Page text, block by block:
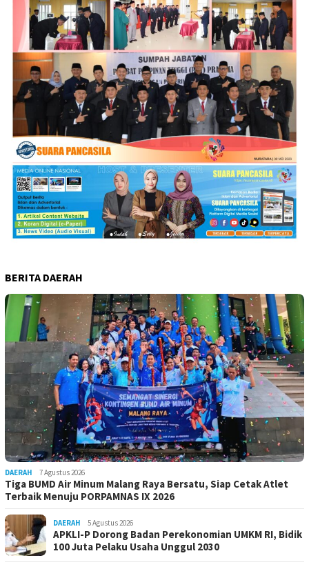
BERITA DAERAH
DAERAH 7 Agustus 2026
Tiga BUMD Air Minum Malang Raya Bersatu, Siap Cetak Atlet
Terbaik Menuju PORPAMNAS IX 2026
DAERAH 5 Agustus 2026
APKLI-P Dorong Badan Perekonomian UMKM RI, Bidik
100 Juta Pelaku Usaha Unggul 2030